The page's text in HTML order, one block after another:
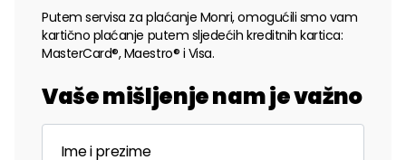
Putem servisa za plaćanje Monri, omogućili smo vam
kartično plaćanje putem sljedećih kreditnih kartica:
MasterCard®, Maestro® i Visa.
Vaše mišljenje nam je važno